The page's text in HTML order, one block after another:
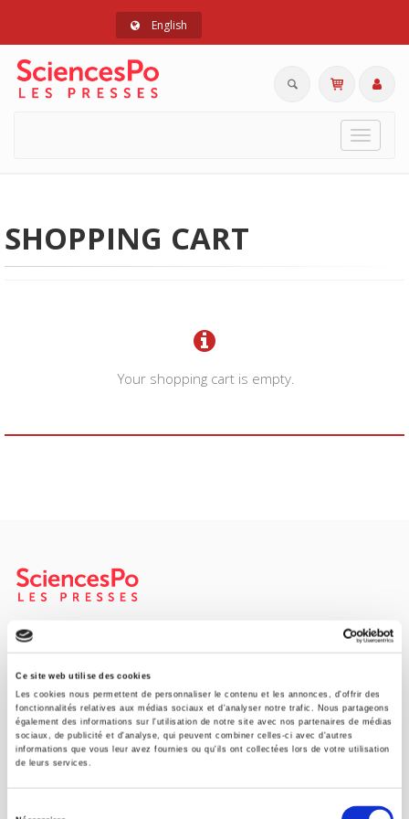
Ce site web utilise des cookies
Les cookies nous permettent de personnaliser le contenu et les annonces, d'offrir des
fonctionnalités relatives aux médias sociaux et d'analyser notre trafic. Nous partageons
également des informations sur l'utilisation de notre site avec nos partenaires de médias
sociaux, de publicité et d'analyse, qui peuvent combiner celles-ci avec d'autres
informations que vous leur avez fournies ou qu'ils ont collectées lors de votre utilisation
de leurs services.
English
Toggle
SHOPPING CART
Your shopping cart is empty.
SCIENCES PO UNIVERSITY PRESS has a threefold role: to publish
original research, to edit reference works for student use, and to
help public and political debate.
CONTACTS
FOREIGN RIGHTS
FOR BOOKSHOPS